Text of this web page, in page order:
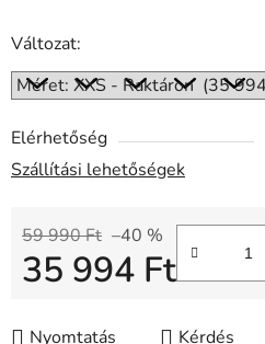
Változat:
Elérhetőség
Szállítási lehetőségek
59 990 Ft –40 %
35 994 Ft
Nyomtatás Kérdés